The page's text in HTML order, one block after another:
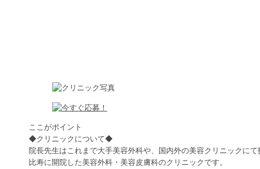
ここがポイント
◆クリニックについて
院長先生はこれまで大手美容外科や、国内外の美容クリニックに
比寿に開院した美容外科・美容皮膚科のクリニックです。